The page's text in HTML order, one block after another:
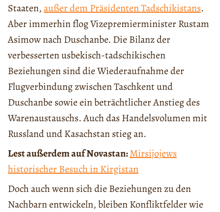
Staaten,außer dem Präsidenten Tadschikistans.
Aber immerhin flog Vizepremierminister Rustam
Asimow nach Duschanbe. Die Bilanz der
verbesserten usbekisch-tadschikischen
Beziehungen sind die Wiederaufnahme der
Flugverbindung zwischen Taschkent und
Duschanbe sowie ein beträchtlicher Anstieg des
Warenaustauschs. Auch das Handelsvolumen mit
Russland und Kasachstan stieg an.
Lest außerdem auf Novastan:Mirsijojews
historischer Besuch in Kirgistan
Doch auch wenn sich die Beziehungen zu den
Nachbarn entwickeln, bleiben Konfliktfelder wie